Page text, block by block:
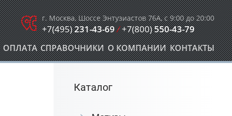
г. Москва, Шоссе Энтузиастов 76А, с 9:00 до 20:00
+7(495)231-43-69/+7(800)550-43-79
ОПЛАТА СПРАВОЧНИКИ О КОМПАНИИ КОНТАКТЫ
Каталог